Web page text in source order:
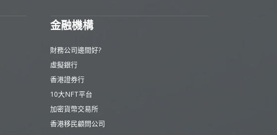
金融機構
財務公司邊間好?
虛擬銀行
香港證券行
10大NFT平台
加密貨幣交易所
香港移民顧問公司